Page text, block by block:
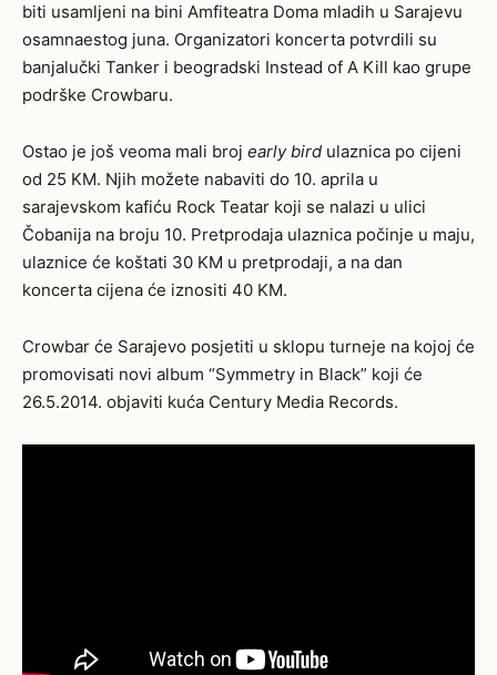
biti usamljeni na bini Amfiteatra Doma mladih u Sarajevu
osamnaestog juna. Organizatori koncerta potvrdili su
banjalučki Tanker i beogradski Instead of A Kill kao grupe
podrške Crowbaru.
Ostao je još veoma mali broj early bird ulaznica po cijeni
od 25 KM. Njih možete nabaviti do 10. aprila u
sarajevskom kafiću Rock Teatar koji se nalazi u ulici
Čobanija na broju 10. Pretprodaja ulaznica počinje u maju,
ulaznice će koštati 30 KM u pretprodaji, a na dan
koncerta cijena će iznositi 40 KM.
Crowbar će Sarajevo posjetiti u sklopu turneje na kojoj će
promovisati novi album “Symmetry in Black” koji će
26.5.2014. objaviti kuća Century Media Records.